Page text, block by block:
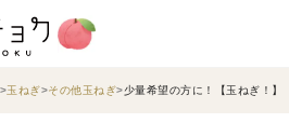
玉ねぎ その他玉ねぎ 少量希望の方に！【玉ねぎ！